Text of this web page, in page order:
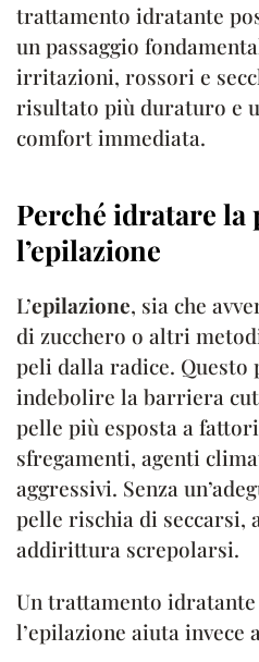
trattamento idratante
un passaggio
irritazioni, rossori e
risultato più duraturo e
comfort immediata.
Perché idratare la
l’epilazione
L’epilazione, sia che
di zucchero o altri
peli dalla radice. Questo
indebolire la barriera
pelle più esposta a
sfregamenti, agenti
aggressivi. Senza
pelle rischia di seccarsi,
addirittura screpolarsi.
Un trattamento
l’epilazione aiuta invece